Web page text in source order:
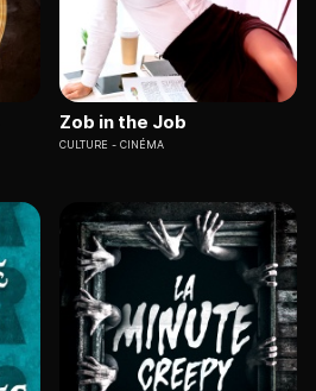
Zob in the Job
CULTURE CINÉMA